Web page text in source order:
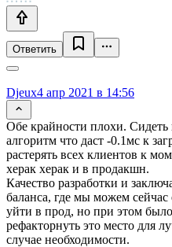
Ответить
Djeux4 апр 2021 в 14:56
Обе крайности плохи. Сидеть
алгоритм что даст -0.1мс к
растерять всех клиентов к
херак херак и в продакшн.
Качество разработки и
баланса, где мы можем сейчас
уйти в прод, но при этом
рефакторнуть это место для
случае необходимости.